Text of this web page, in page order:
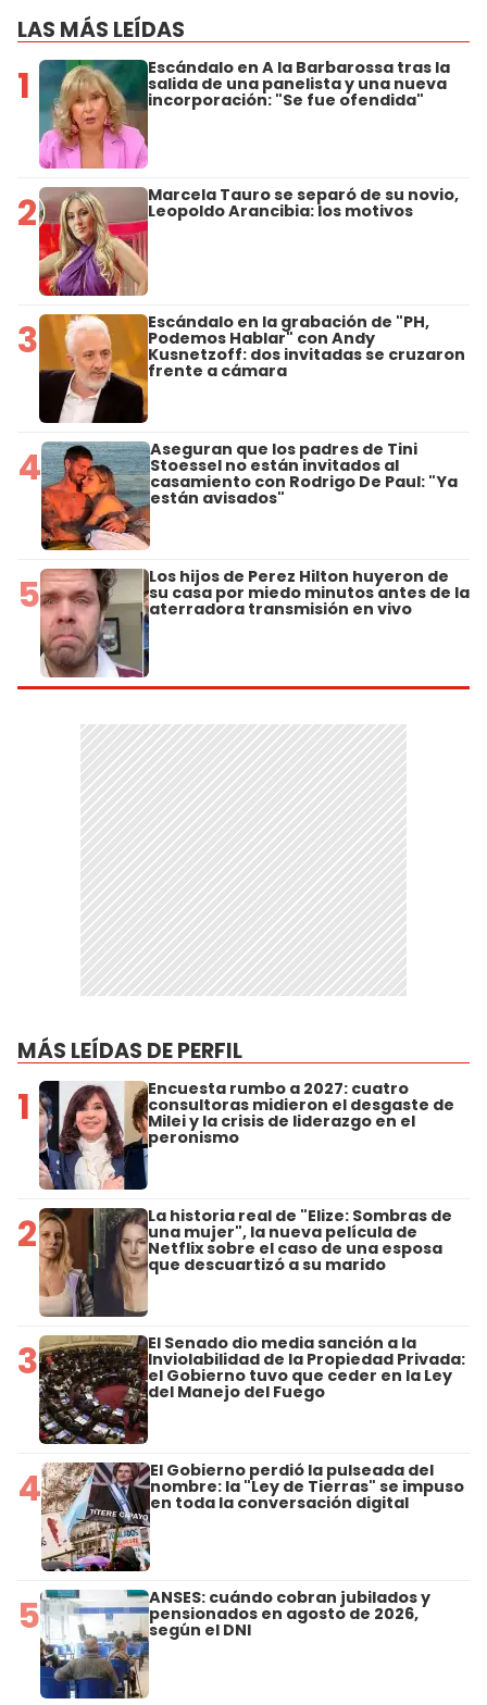
LAS MÁS LEÍDAS
1 Escándalo en A la Barbarossa tras la
salida de una panelista y una nueva
incorporación: "Se fue ofendida"
2 Marcela Tauro se separó de su novio,
Leopoldo Arancibia: los motivos
3 Escándalo en la grabación de "PH,
Podemos Hablar" con Andy
Kusnetzoff: dos invitadas se cruzaron
frente a cámara
4 Aseguran que los padres de Tini
Stoessel no están invitados al
casamiento con Rodrigo De Paul: "Ya
están avisados"
5 Los hijos de Perez Hilton huyeron de
su casa por miedo minutos antes de la
aterradora transmisión en vivo
MÁS LEÍDAS DE PERFIL
1 Encuesta rumbo a 2027: cuatro
consultoras midieron el desgaste de
Milei y la crisis de liderazgo en el
peronismo
2 La historia real de "Elize: Sombras de
una mujer", la nueva película de
Netflix sobre el caso de una esposa
que descuartizó a su marido
3 El Senado dio media sanción a la
Inviolabilidad de la Propiedad Privada:
el Gobierno tuvo que ceder en la Ley
del Manejo del Fuego
4 El Gobierno perdió la pulseada del
nombre: la "Ley de Tierras" se impuso
en toda la conversación digital
5 ANSES: cuándo cobran jubilados y
pensionados en agosto de 2026,
según el DNI